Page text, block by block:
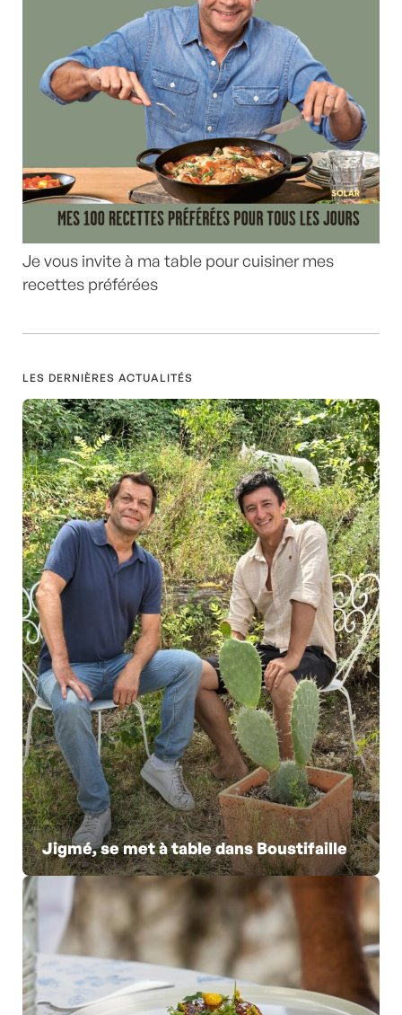
Je vous invite à ma table pour cuisiner mes
recettes préférées
LES DERNIÈRES ACTUALITÉS
Jigmé, se met à table dans Boustifaille